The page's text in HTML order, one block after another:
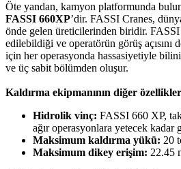
Öte yandan, kamyon platformunda
FASSI 660XP’dir. FASSI Cranes,
önde gelen üreticilerinden biridir.
edilebildiği ve operatörün görüş açısını
için her operasyonda hassasiyetiyle
ve üç sabit bölümden oluşur.
Kaldırma ekipmanının diğer
Hidrolik vinç: FASSI 660 XP,
ağır operasyonlara yetecek kadar
Maksimum kaldırma yükü: 20
Maksimum dikey erişim: 22.45